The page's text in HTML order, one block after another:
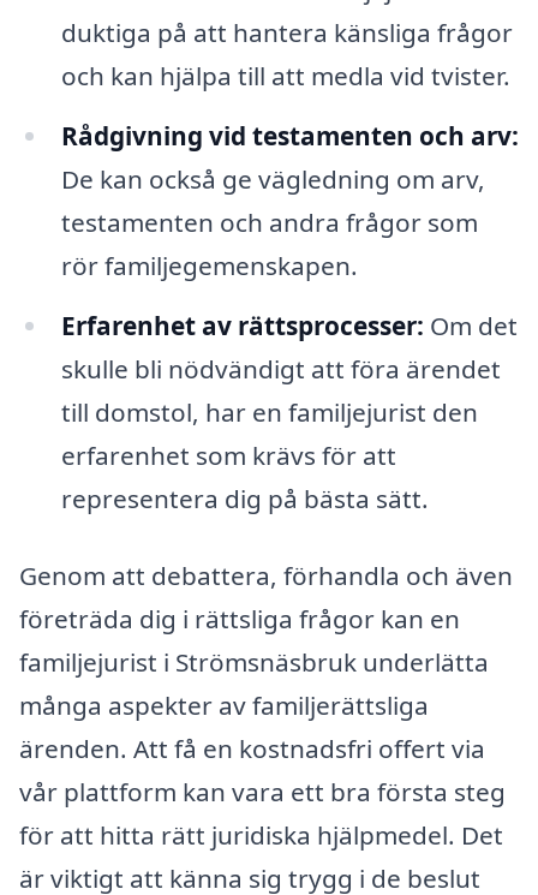
duktiga på att hantera känsliga frågor
och kan hjälpa till att medla vid tvister.
Rådgivning vid testamenten och arv:
De kan också ge vägledning om arv,
testamenten och andra frågor som
rör familjegemenskapen.
Erfarenhet av rättsprocesser: Om det
skulle bli nödvändigt att föra ärendet
till domstol, har en familjejurist den
erfarenhet som krävs för att
representera dig på bästa sätt.
Genom att debattera, förhandla och även
företräda dig i rättsliga frågor kan en
familjejurist i Strömsnäsbruk underlätta
många aspekter av familjerättsliga
ärenden. Att få en kostnadsfri offert via
vår plattform kan vara ett bra första steg
för att hitta rätt juridiska hjälpmedel. Det
är viktigt att känna sig trygg i de beslut